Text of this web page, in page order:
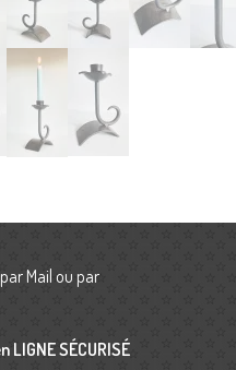
par Mail ou par
LIGNE SÉCURISÉ